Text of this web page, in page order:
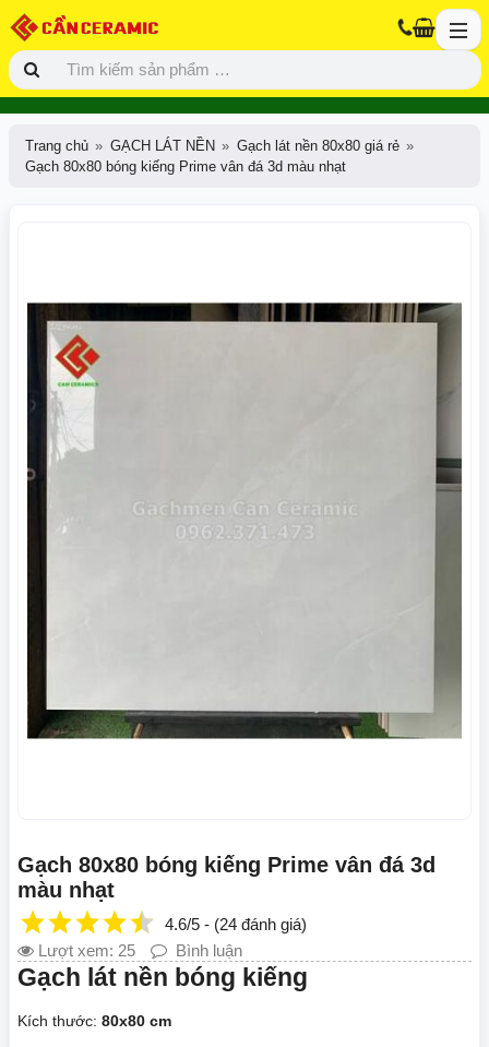
Trang chủ GẠCH LÁT NỀN
Gạch lát nền 80x80 giá rẻ
Gạch 80x80 bóng kiếng Prime vân đá 3d màu nhạt
Gạch 80x80 bóng kiếng Prime vân đá 3d
màu nhạt
4.6/5 - (24 đánh giá)
Lượt xem: 25
Bình luận
Gạch lát nền bóng kiếng
Kích thước: 80x80 cm